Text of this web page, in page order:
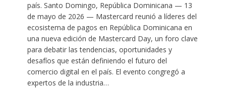
país. Santo Domingo, República Dominicana — 13
de mayo de 2026 — Mastercard reunió a líderes del
ecosistema de pagos en República Dominicana en
una nueva edición de Mastercard Day, un foro clave
para debatir las tendencias, oportunidades y
desafíos que están definiendo el futuro del
comercio digital en el país. El evento congregó a
expertos de la industria…